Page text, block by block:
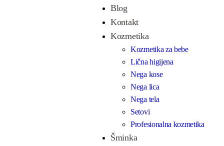
Blog
Kontakt
Kozmetika
Kozmetika za bebe
Lična higijena
Nega kose
Nega lica
Nega tela
Setovi
Profesionalna kozmetika
Šminka